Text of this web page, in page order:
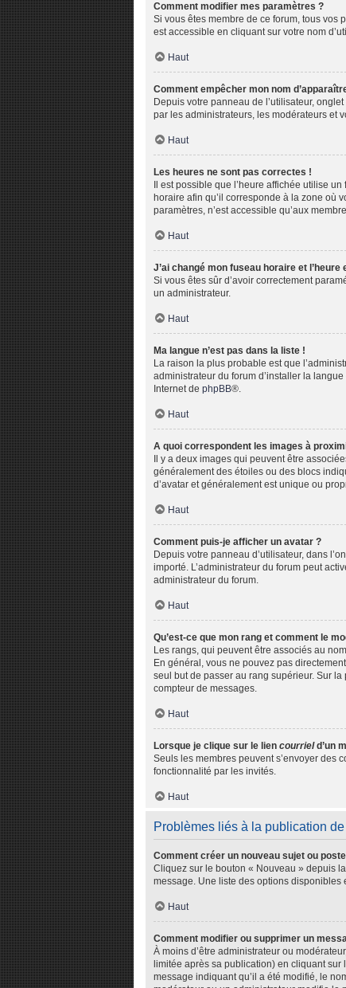
Comment modifier mes paramètres ?
Si vous êtes membre de ce forum, tous vos
est accessible en cliquant sur votre nom
Haut
Comment empêcher mon nom
Depuis votre panneau de l’utilisateur,
par les administrateurs, les modérateurs et
Haut
Les heures ne sont pas correctes !
Il est possible que l’heure affichée utilise
horaire afin qu’il corresponde à la zone où
paramètres, n’est accessible qu’aux
Haut
J’ai changé mon fuseau horaire et
Si vous êtes sûr d’avoir correctement
un administrateur.
Haut
Ma langue n’est pas dans la liste !
La raison la plus probable est que
administrateur du forum d’installer la
Internet de phpBB®.
Haut
A quoi correspondent les images à
Il y a deux images qui peuvent être
généralement des étoiles ou des blocs
d’avatar et généralement est unique ou
Haut
Comment puis-je afficher un avatar ?
Depuis votre panneau d’utilisateur, dans
importé. L’administrateur du forum peut
administrateur du forum.
Haut
Qu’est-ce que mon rang et comment le
Les rangs, qui peuvent être associés au
En général, vous ne pouvez pas
seul but de passer au rang supérieur. Sur
compteur de messages.
Haut
Lorsque je clique sur le lien courrield’un
Seuls les membres peuvent s’envoyer des
fonctionnalité par les invités.
Haut
Problèmes liés à la publication
Comment créer un nouveau sujet ou
Cliquez sur le bouton « Nouveau » depuis
message. Une liste des options disponibles
Haut
Comment modifier ou supprimer un
À moins d’être administrateur ou
limitée après sa publication) en cliquant sur
message indiquant qu’il a été modifié, le